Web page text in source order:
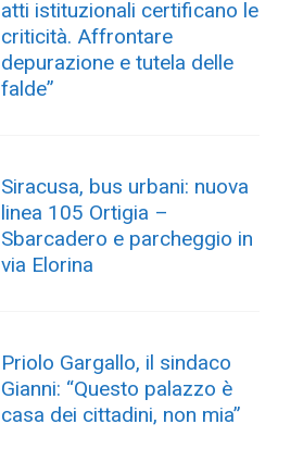
atti istituzionali certificano le
criticità. Affrontare
depurazione e tutela delle
falde”
Siracusa, bus urbani: nuova
linea 105 Ortigia –
Sbarcadero e parcheggio in
via Elorina
Priolo Gargallo, il sindaco
Gianni: “Questo palazzo è
casa dei cittadini, non mia”